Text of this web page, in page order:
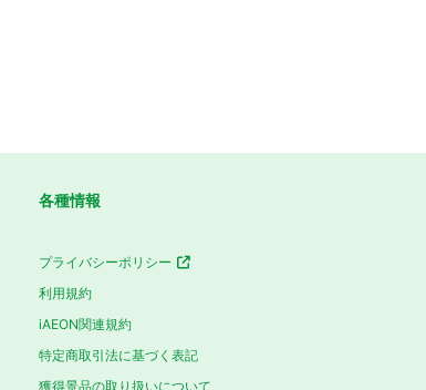
各種情報
プライバシーポリシー
利用規約
iAEON関連規約
特定商取引法に基づく表記
獲得景品の取り扱いについて